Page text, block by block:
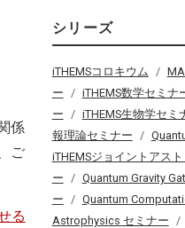
係
ご
る
シリーズ
iTHEMSコロキウム
ー
iTHEMS数学セミナ
ー
iTHEMS生物学セミ
報理論セミナー
iTHEMSジョイントアス
ー
Quantum Gravity
ー
Quantum
Astrophysics セミナー